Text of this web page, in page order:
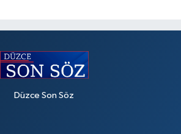
Düzce Son Söz